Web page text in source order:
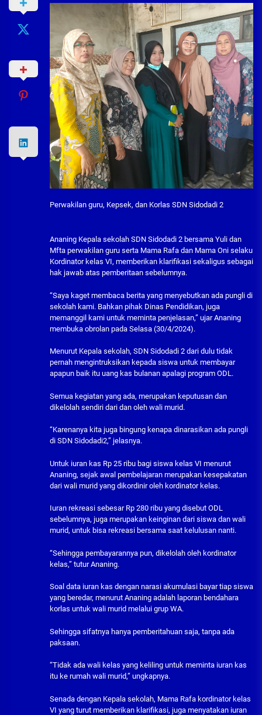
Perwakilan guru, Kepsek, dan Korlas SDN Sidodadi 2
Ananing Kepala sekolah SDN Sidodadi 2 bersama Yuli dan
Mfta perwakilan guru serta Mama Rafa dan Mama Oni selaku
Kordinator kelas VI, memberikan klarifikasi sekaligus sebagai
hak jawab atas pemberitaan sebelumnya.
“Saya kaget membaca berita yang menyebutkan ada pungli di
sekolah kami. Bahkan pihak Dinas Pendidikan, juga
memanggil kami untuk meminta penjelasan,” ujar Ananing
membuka obrolan pada Selasa (30/4/2024).
Menurut Kepala sekolah, SDN Sidodadi 2 dari dulu tidak
pernah mengintruksikan kepada siswa untuk membayar
apapun baik itu uang kas bulanan apalagi program ODL.
Semua kegiatan yang ada, merupakan keputusan dan
dikelolah sendiri dari dan oleh wali murid.
“Karenanya kita juga bingung kenapa dinarasikan ada pungli
di SDN Sidodadi2,” jelasnya.
Untuk iuran kas Rp 25 ribu bagi siswa kelas VI menurut
Ananing, sejak awal pembelajaran merupakan kesepakatan
dari wali murid yang dikordinir oleh kordinator kelas.
Iuran rekreasi sebesar Rp 280 ribu yang disebut ODL
sebelumnya, juga merupakan keinginan dari siswa dan wali
murid, untuk bisa rekreasi bersama saat kelulusan nanti.
“Sehingga pembayarannya pun, dikelolah oleh kordinator
kelas,” tutur Ananing.
Soal data iuran kas dengan narasi akumulasi bayar tiap siswa
yang beredar, menurut Ananing adalah laporan bendahara
korlas untuk wali murid melalui grup WA.
Sehingga sifatnya hanya pemberitahuan saja, tanpa ada
paksaan.
“Tidak ada wali kelas yang keliling untuk meminta iuran kas
itu ke rumah wali murid,” ungkapnya.
Senada dengan Kepala sekolah, Mama Rafa kordinator kelas
VI yang turut memberikan klarifikasi, juga menyatakan iuran